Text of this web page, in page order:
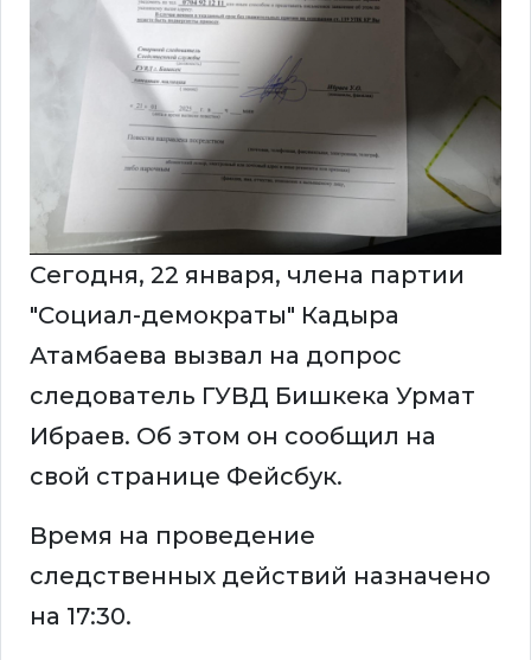
Сегодня, 22 января, члена партии
"Социал-демократы" Кадыра
Атамбаева вызвал на допрос
следователь ГУВД Бишкека Урмат
Ибраев. Об этом он сообщил на
свой странице Фейсбук.
Время на проведение
следственных действий назначено
на 17:30.